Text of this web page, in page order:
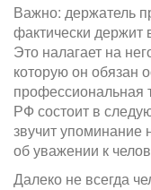
Важно: держатель
фактически держит
Это налагает на
которую он обязан
профессиональная
РФ состоит в
звучит упоминание
об уважении к
Далеко не всегда